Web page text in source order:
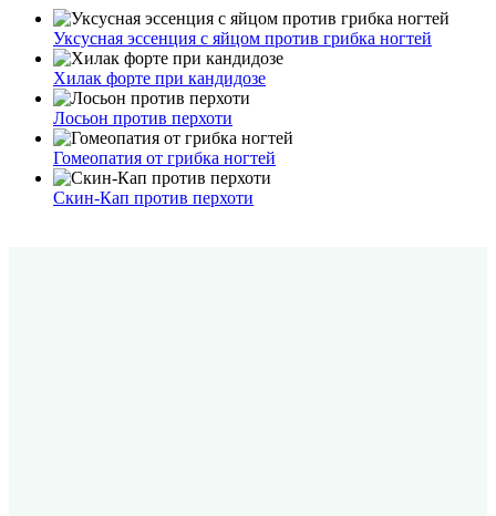
Уксусная эссенция с яйцом против грибка ногтей
Хилак форте при кандидозе
Лосьон против перхоти
Гомеопатия от грибка ногтей
Скин-Кап против перхоти